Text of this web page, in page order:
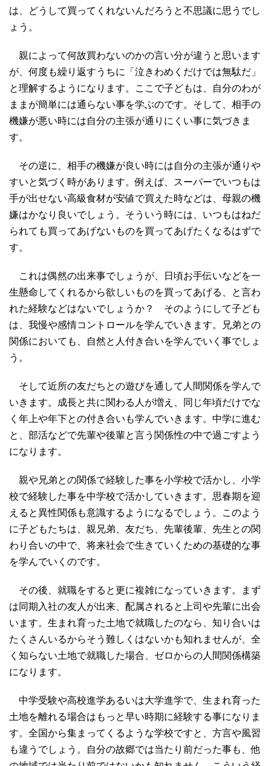
は、どうして買ってくれないんだろうと不思議に思うでし
ょう。
親によって何故買わないのかの言い分が違うと思います
が、何度も繰り返すうちに「泣きわめくだけでは無駄だ」
と理解するようになります。ここで子どもは、自分のわが
ままが簡単には通らない事を学ぶのです。そして、相手の
機嫌が悪い時には自分の主張が通りにくい事に気づきま
す。
その逆に、相手の機嫌が良い時には自分の主張が通りや
すいと気づく時があります。例えば、スーパーでいつもは
手が出せない高級食材が安値で買えた時などは、母親の機
嫌はかなり良いでしょう。そういう時には、いつもはねだ
られても買ってあげないものを買ってあげたくなるはずで
す。
これは偶然の出来事でしょうが、日頃お手伝いなどを一
生懸命してくれるから欲しいものを買ってあげる、と言わ
れた経験などはないでしょうか？ そのようにして子ども
は、我慢や感情コントロールを学んでいきます。兄弟との
関係においても、自然と人付き合いを学んでいく事でしょ
う。
そして近所の友だちとの遊びを通して人間関係を学んで
いきます。成長と共に関わる人が増え、同じ年頃だけでな
く年上や年下との付き合いも学んでいきます。中学に進む
と、部活などで先輩や後輩と言う関係性の中で過ごすよう
になります。
親や兄弟との関係で経験した事を小学校で活かし、小学
校で経験した事を中学校で活かしていきます。思春期を迎
えると異性関係も意識するようになるでしょう。このよう
に子どもたちは、親兄弟、友だち、先輩後輩、先生との関
わり合いの中で、将来社会で生きていくための基礎的な事
を学んでいくのです。
その後、就職をすると更に複雑になっていきます。まず
は同期入社の友人が出来、配属されると上司や先輩に出会
います。生まれ育った土地で就職したのなら、知り合いは
たくさんいるからそう難しくはないかも知れませんが、全
く知らない土地で就職した場合、ゼロからの人間関係構築
になります。
中学受験や高校進学あるいは大学進学で、生まれ育った
土地を離れる場合はもっと早い時期に経験する事になりま
す。全国から集まってくるような学校ですと、方言や風習
も違うでしょう。自分の故郷では当たり前だった事も、他